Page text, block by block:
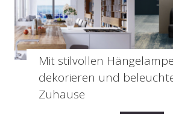
Mit stilvollen
dekorieren und
Zuhause